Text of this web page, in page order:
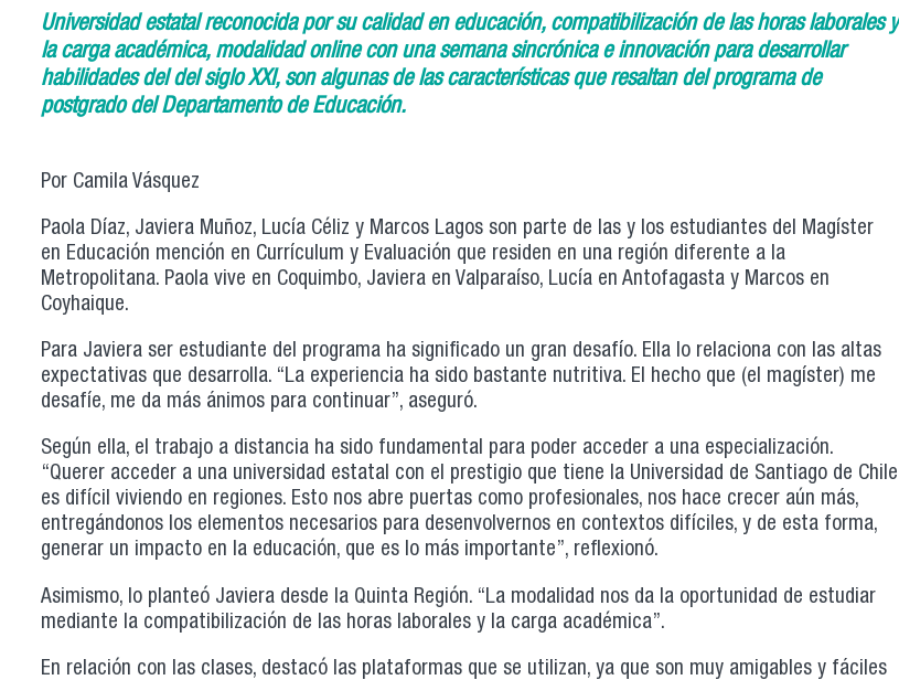
Universidad estatal reconocida por su calidad en educación, compatibilización de las horas laborales y
la carga académica, modalidad online con una semana sincrónica e innovación para desarrollar
habilidades del del siglo XXI, son algunas de las características que resaltan del programa de
postgrado del Departamento de Educación.
Por Camila Vásquez
Paola Díaz, Javiera Muñoz, Lucía Céliz y Marcos Lagos son parte de las y los estudiantes del Magíster
en Educación mención en Currículum y Evaluación que residen en una región diferente a la
Metropolitana. Paola vive en Coquimbo, Javiera en Valparaíso, Lucía en Antofagasta y Marcos en
Coyhaique.
Para Javiera ser estudiante del programa ha significado un gran desafío. Ella lo relaciona con las altas
expectativas que desarrolla. “La experiencia ha sido bastante nutritiva. El hecho que (el magíster) me
desafíe, me da más ánimos para continuar”, aseguró.
Según ella, el trabajo a distancia ha sido fundamental para poder acceder a una especialización.
“Querer acceder a una universidad estatal con el prestigio que tiene la Universidad de Santiago de Chile
es difícil viviendo en regiones. Esto nos abre puertas como profesionales, nos hace crecer aún más,
entregándonos los elementos necesarios para desenvolvernos en contextos difíciles, y de esta forma,
generar un impacto en la educación, que es lo más importante”, reflexionó.
Asimismo, lo planteó Javiera desde la Quinta Región. “La modalidad nos da la oportunidad de estudiar
mediante la compatibilización de las horas laborales y la carga académica”.
En relación con las clases, destacó las plataformas que se utilizan, ya que son muy amigables y fáciles